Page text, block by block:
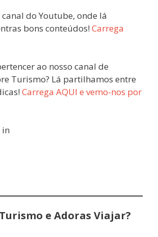
do Youtube, onde lá
bons conteúdos! Carrega
ao nosso canal de
Turismo? Lá partilhamos entre
Carrega AQUI e vemo-nos por
in
e Adoras Viajar?